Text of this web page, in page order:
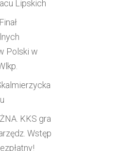
Lipskich
Polski w
KKS gra
Wstęp